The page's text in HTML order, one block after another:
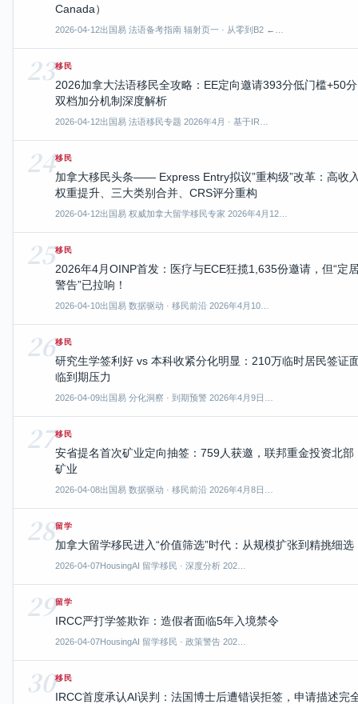
Canada）
2026-04-12出国易 法语备考指南 辐射页一 · 从零到B2 ←…
23移民
2026加拿大法语移民全攻略：EE定向邀请393分低门槛+50分
双档加分机制深度解析
2026-04-12出国易 法语移民专题 2026年4月 · 基于IR…
24移民
加拿大移民头条—— Express Entry拟议”重构级”改革：高收
权重提升、三大类别合并、CRS评分重构
2026-04-12出国易 权威加拿大留学移民专家 2026年4月12…
25移民
2026年4月OINP首发：医疗与ECE狂揽1,635份邀请，但“定
警告”已拉响！
2026-04-10出国易 数据驱动 · 移民前沿 2026年4月10…
26移民
研究生学签利好 vs 本科收紧分化明显：210万临时居民签证
临到期压力
2026-04-09出国易 分化洞察 · 到期预警 2026年4月9日…
27移民
安省提名首次矿业定向抽签：759人获邀，联邦重金投资北部
矿业
2026-04-08出国易 数据驱动 · 移民前沿 2026年4月8日…
28留学
加拿大留学移民进入“价值筛选”时代：从规模扩张到精挑细选
2026-04-07HousingAI 留学移民 · 深度分析 202…
29留学
IRCC严打学签欺诈：造假者面临5年入境禁令
2026-04-07HousingAI 留学移民 · 政策警告 202…
30移民
IRCC首度承认AI误判：法国博士后遭错误拒签，申请描述完